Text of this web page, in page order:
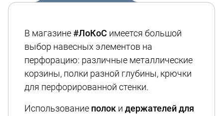
В магазине#ЛоКоС имеется большой
выбор навесных элементов на
перфорацию: различные металлические
корзины, полки разной глубины, крючки
для перфорированной стенки.
Использование полок и держателей для